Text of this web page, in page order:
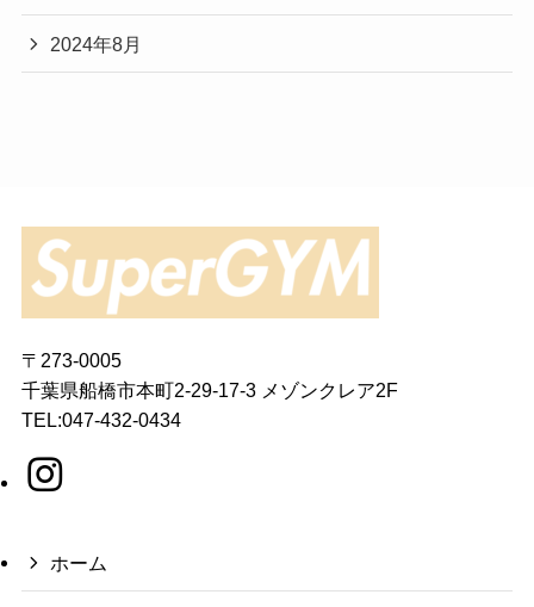
2024年8月
〒273-0005
千葉県船橋市本町2-29-17-3 メゾンクレア2F
TEL:047-432-0434
ホーム